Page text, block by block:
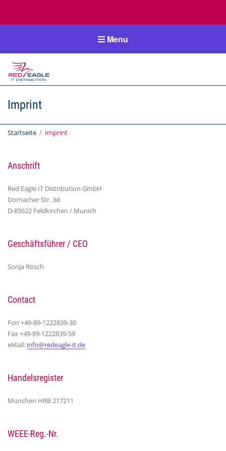
Menu
IT
Imprint
Startseite / Imprint
Anschrift
Red Eagle IT Distribution GmbH
Dornacher Str. 3d
D-85622 Feldkirchen / Munich
Geschäftsführer / CEO
Sonja Rösch
Contact
Fon +49-89-1222839-30
Fax +49-89-1222839-59
eMail: info@redeagle-it.de
Handelsregister
München HRB 217211
WEEE-Reg.-Nr.